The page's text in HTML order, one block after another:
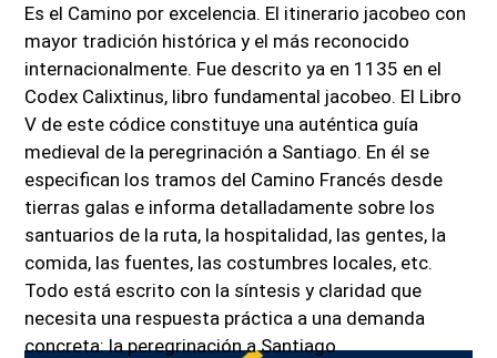
Es el Camino por excelencia. El itinerario jacobeo con
mayor tradición histórica y el más reconocido
internacionalmente. Fue descrito ya en 1135 en el
Codex Calixtinus, libro fundamental jacobeo. El Libro
V de este códice constituye una auténtica guía
medieval de la peregrinación a Santiago. En él se
especifican los tramos del Camino Francés desde
tierras galas e informa detalladamente sobre los
santuarios de la ruta, la hospitalidad, las gentes, la
comida, las fuentes, las costumbres locales, etc.
Todo está escrito con la síntesis y claridad que
necesita una respuesta práctica a una demanda
concreta: la peregrinación a Santiago